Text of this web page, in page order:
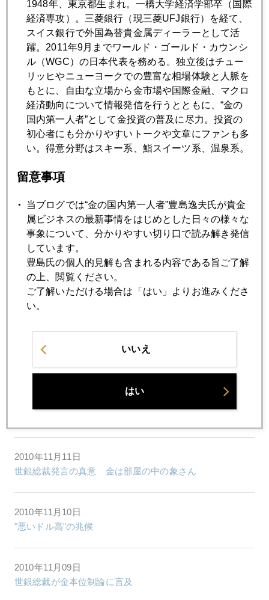
現場発アイルランドレポート パート２
2010年11月24日
現場発 アイルランドからのレポート
2010年11月19日
米国債売ってＧＭに乗り換え？
２０１０年 ７－９月期 金需給統計発表
2010年11月17日
有事のドル買いか 投機的ドル売りの買い戻しか
2010年11月16日
もしアイルランド国債がデフォルトに陥ったら
2010年11月15日
ＱＥ２（量的緩和第二弾）＝リスク選好→中国利上げ、ア
2010年11月11日
世銀総裁発言の真意 金は部屋の中の象さん
2010年11月10日
"悪いドル高"の兆候
2010年11月09日
世銀総裁が金本位制論に言及
1948年、東京都生まれ。一橋大学経済学部卒（国際
経済専攻）。三菱銀行（現三菱UFJ銀行）を経て、
スイス銀行で外国為替貴金属ディーラーとして活
躍。2011年9月までワールド・ゴールド・カウンシ
ル（WGC）の日本代表を務める。独立後はチュー
リッヒやニューヨークでの豊富な相場体験と人脈を
もとに、自由な立場から金市場や国際金融、マクロ
経済動向について情報発信を行うとともに、“金の
国内第一人者”として金投資の普及に尽力。投資の
初心者にも分かりやすいトークや文章にファンも多
い。得意分野はスキー系、鮨スイーツ系、温泉系。
留意事項
当ブログでは“金の国内第一人者”豊島逸夫氏が貴金
属ビジネスの最新事情をはじめとした日々の様々な
事象について、分かりやすい切り口で読み解き発信
しています。
豊島氏の個人的見解も含まれる内容である旨ご了解
の上、閲覧ください。
ご了解いただける場合は「はい」よりお進みくださ
い。
いいえ
はい